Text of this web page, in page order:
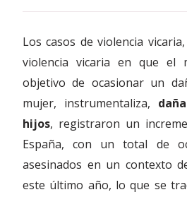
Los casos de violencia
violencia vicaria en que el
objetivo de ocasionar un
mujer, instrumentaliza,
hijos, registraron un
España, con un total de
asesinados en un contexto
este último año, lo que se